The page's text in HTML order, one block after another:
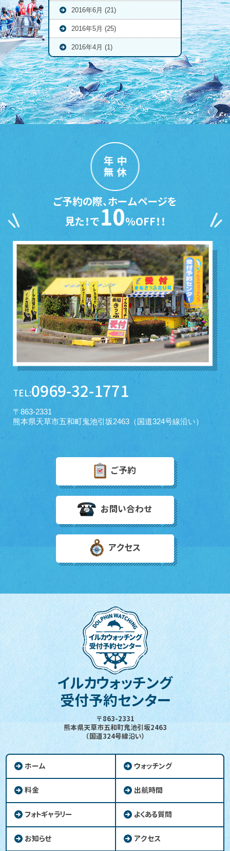
2016年6月 (21)
2016年5月 (25)
2016年4月 (1)
年中
無休
ご予約の際、ホームページを
見た！で10％OFF！！
TEL:0969-32-1771
〒863-2331
熊本県天草市五和町鬼池引坂2463（国道324号線沿い）
ご予約
お問い合わせ
アクセス
イルカウォッチング
受付予約センター
〒863-2331
熊本県天草市五和町鬼池引坂2463
（国道324号線沿い）
ホーム ウォッチング
料金 出航時間
フォトギャラリー よくある質問
お知らせ アクセス